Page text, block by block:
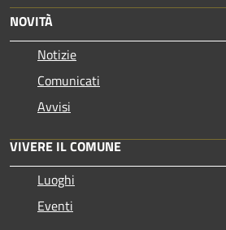
NOVITÀ
Notizie
Comunicati
Avvisi
VIVERE IL COMUNE
Luoghi
Eventi